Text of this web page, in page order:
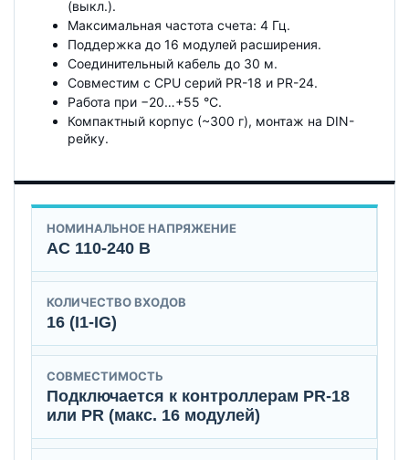
(выкл.).
Максимальная частота счета: 4 Гц.
Поддержка до 16 модулей расширения.
Соединительный кабель до 30 м.
Совместим с CPU серий PR-18 и PR-24.
Работа при −20…+55 °C.
Компактный корпус (~300 г), монтаж на DIN-
рейку.
НОМИНАЛЬНОЕ НАПРЯЖЕНИЕ
AC 110-240 В
КОЛИЧЕСТВО ВХОДОВ
16 (I1-IG)
СОВМЕСТИМОСТЬ
Подключается к контроллерам PR-18
или PR (макс. 16 модулей)